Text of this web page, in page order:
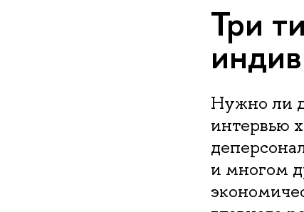
Три
Нужно ли
интервью
и многом